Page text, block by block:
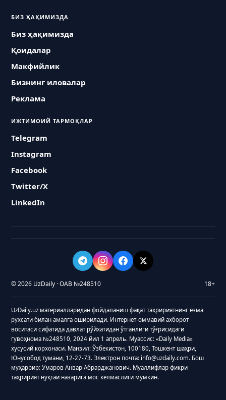
БИЗ ҲАҚИМИЗДА
Биз ҳақимизда
Қоидалар
Макфийлик
Бизнинг иловалар
Реклама
ИЖТИМОИЙ ТАРМОҚЛАР
Telegram
Instagram
Facebook
Twitter/X
LinkedIn
© 2026 UzDaily · ОАВ №248510 18+
UzDaily.uz материалларидан фойдаланиш фақат таҳририятнинг ёзма
рухсати билан амалга оширилади. Интернет-оммавий ахборот
воситаси сифатида давлат рўйхатидан ўтганлиги тўғрисидаги
гувоҳнома №248510, 2024 йил 1 апрель. Муассис: «Daily Media»
хусусий корхонаси. Манзил: Ўзбекистон, 100180, Тошкент шаҳри,
Юнусобод тумани, 12-27-73. Электрон почта: info@uzdaily.com. Бош
муҳаррир: Умаров Анвар Абрарджанович. Муаллифлар фикри
таҳририят нуқтаи назарига мос келмаслиги мумкин.